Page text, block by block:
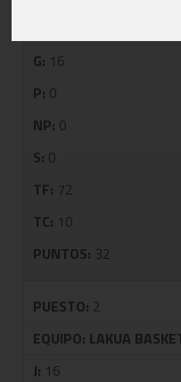
G: 16
P: 0
NP: 0
S: 0
TF: 72
TC: 10
PUNTOS: 32
PUESTO: 2
EQUIPO: LAKUA
J: 16